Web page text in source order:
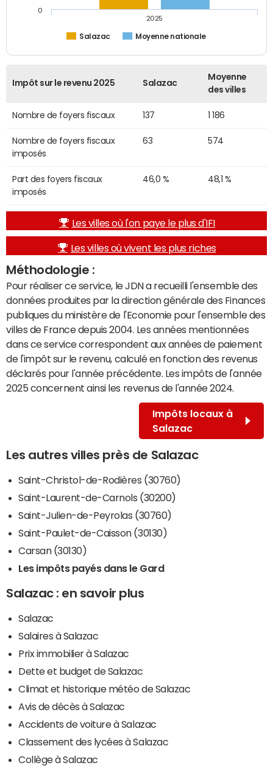
Salazac Moyenne nationale
2025
0
Impôt sur le revenu 2025 Salazac
Moyenne
des villes
Nombre de foyers fiscaux 137 1 186
Nombre de foyers fiscaux
imposés
63 574
Part des foyers fiscaux
imposés
46,0 % 48,1 %
Les villes où l'on paye le plus d'IFI
Les villes où vivent les plus riches
Méthodologie :
Pour réaliser ce service, le JDN a recueilli l'ensemble des
données produites par la direction générale des Finances
publiques du ministère de l'Economie pour l'ensemble des
villes de France depuis 2004. Les années mentionnées
dans ce service correspondent aux années de paiement
de l'impôt sur le revenu, calculé en fonction des revenus
déclarés pour l'année précédente. Les impôts de l'année
2025 concernent ainsi les revenus de l'année 2024.
Impôts locaux à
Salazac
Les autres villes près de Salazac
Saint-Christol-de-Rodières (30760)
Saint-Laurent-de-Carnols (30200)
Saint-Julien-de-Peyrolas (30760)
Saint-Paulet-de-Caisson (30130)
Carsan (30130)
Les impôts payés dans le Gard
Salazac : en savoir plus
Salazac
Salaires à Salazac
Prix immobilier à Salazac
Dette et budget de Salazac
Climat et historique météo de Salazac
Avis de décès à Salazac
Accidents de voiture à Salazac
Classement des lycées à Salazac
Collège à Salazac